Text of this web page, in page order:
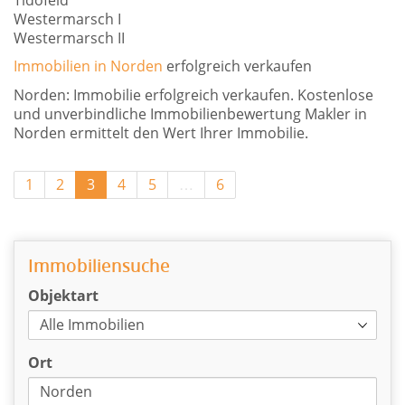
Westermarsch I
Westermarsch II
Immobilien in Norden erfolgreich verkaufen
Norden: Immobilie erfolgreich verkaufen. Kostenlose
und unverbindliche Immobilienbewertung Makler in
Norden ermittelt den Wert Ihrer Immobilie.
1 2 3 4 5 … 6
Immobiliensuche
Objektart
Ort